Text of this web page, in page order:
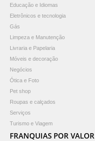
Educação e Idiomas
Eletrônicos e tecnologia
Gás
Limpeza e Manutenção
Livraria e Papelaria
Móveis e decoração
Negócios
Ótica e Foto
Pet shop
Roupas e calçados
Serviços
Turismo e Viagem
FRANQUIAS POR VALOR